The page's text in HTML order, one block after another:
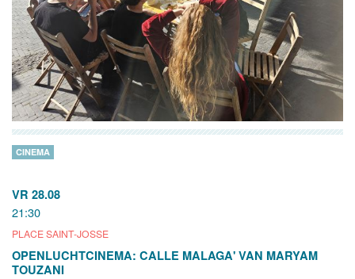
VR 28.08
21:30
PLACE SAINT-JOSSE
CINEMA
OPENLUCHTCINEMA: CALLE MALAGA' VAN MARYAM
TOUZANI